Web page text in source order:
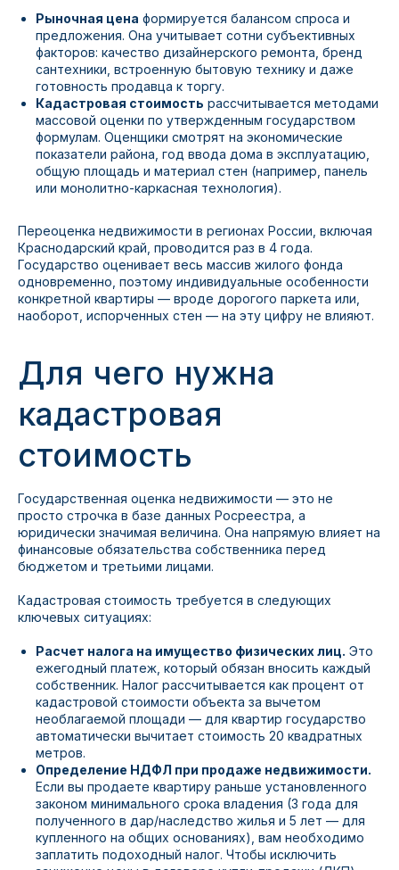
Рыночная цена формируется балансом спроса и
предложения. Она учитывает сотни субъективных
факторов: качество дизайнерского ремонта, бренд
сантехники, встроенную бытовую технику и даже
готовность продавца к торгу.
Кадастровая стоимость рассчитывается методами
массовой оценки по утвержденным государством
формулам. Оценщики смотрят на экономические
показатели района, год ввода дома в эксплуатацию,
общую площадь и материал стен (например, панель
или монолитно-каркасная технология).
Переоценка недвижимости в регионах России, включая
Краснодарский край, проводится раз в 4 года.
Государство оценивает весь массив жилого фонда
одновременно, поэтому индивидуальные особенности
конкретной квартиры — вроде дорогого паркета или,
наоборот, испорченных стен — на эту цифру не влияют.
Для чего нужна
кадастровая
стоимость
Государственная оценка недвижимости — это не
просто строчка в базе данных Росреестра, а
юридически значимая величина. Она напрямую влияет на
финансовые обязательства собственника перед
бюджетом и третьими лицами.
Кадастровая стоимость требуется в следующих
ключевых ситуациях:
Расчет налога на имущество физических лиц. Это
ежегодный платеж, который обязан вносить каждый
собственник. Налог рассчитывается как процент от
кадастровой стоимости объекта за вычетом
необлагаемой площади — для квартир государство
автоматически вычитает стоимость 20 квадратных
метров.
Определение НДФЛ при продаже недвижимости.
Если вы продаете квартиру раньше установленного
законом минимального срока владения (3 года для
полученного в дар/наследство жилья и 5 лет — для
купленного на общих основаниях), вам необходимо
заплатить подоходный налог. Чтобы исключить